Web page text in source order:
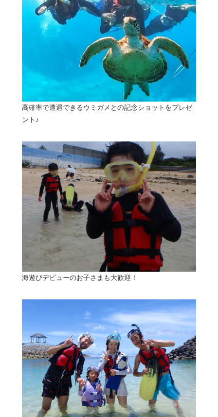
高確率で遭遇できるウミガメとの記念ショットをプレゼ
ント♪
海遊びデビューのお子さまも大歓迎！